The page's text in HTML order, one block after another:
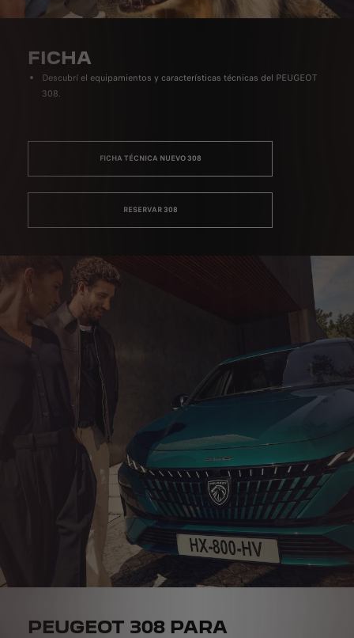
FICHA
Descubrí el equipamientos y características técnicas del PEUGEOT
308.
FICHA TÉCNICA NUEVO 308
RESERVAR 308
PEUGEOT 308 PARA